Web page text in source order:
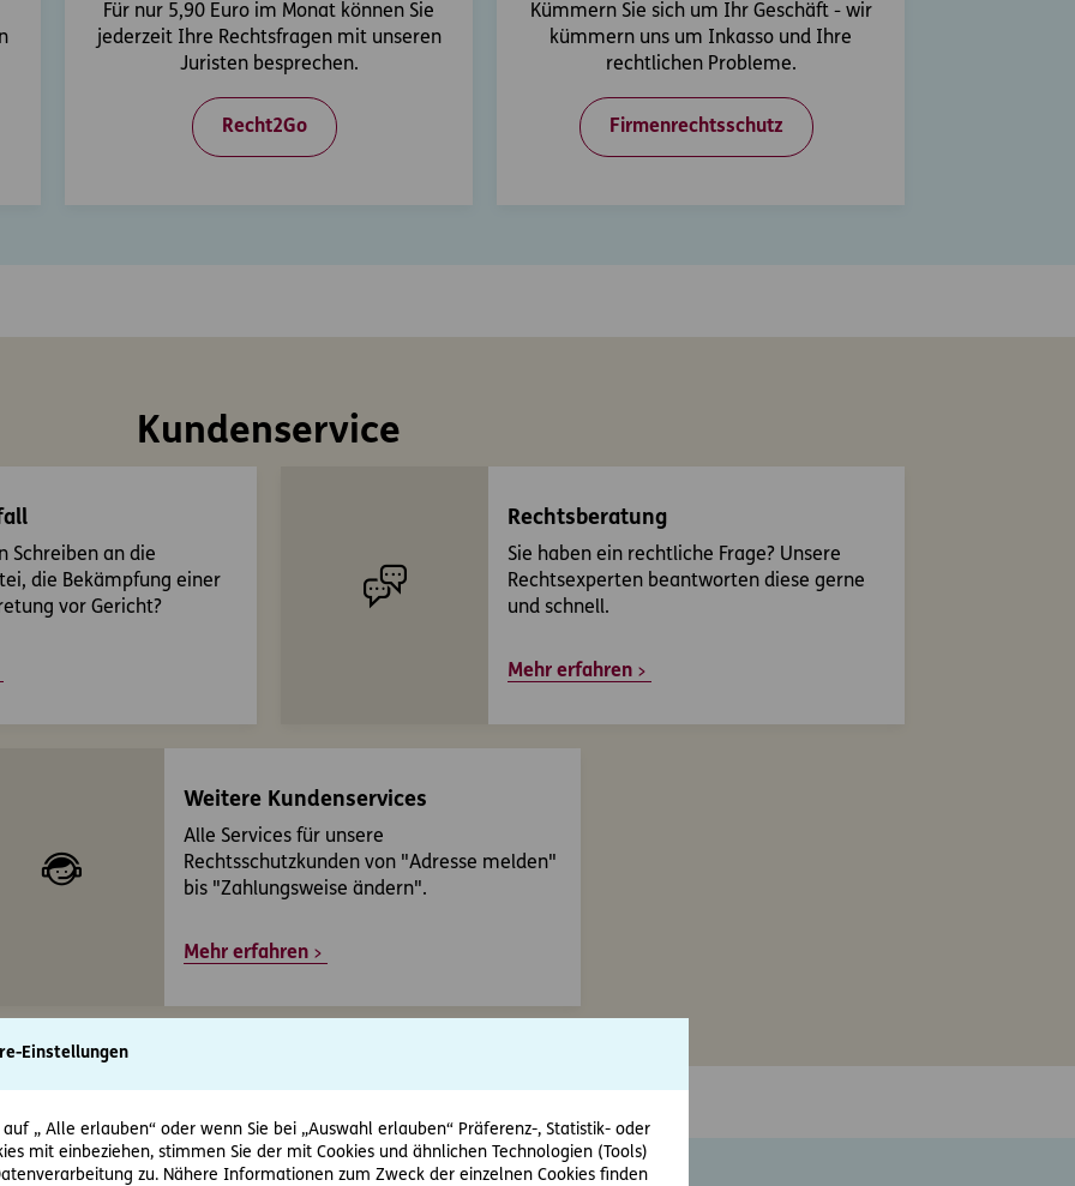
Einstellungen
„ Alle erlauben“ oder wenn Sie bei „Auswahl erlauben“ Präferenz-, Statistik- oder
mit einbeziehen, stimmen Sie der mit Cookies und ähnlichen Technologien (Tools)
zu. Nähere Informationen zum Zweck der einzelnen Cookies finden
Für nur 5,90 Euro im Monat können Sie
jederzeit Ihre Rechtsfragen mit unseren
Juristen besprechen.
Recht2Go
Kümmern Sie sich um Ihr Geschäft - wir
kümmern uns um Inkasso und Ihre
rechtlichen Probleme.
Firmenrechtsschutz
Kundenservice
Schreiben an die
die Bekämpfung einer
vor Gericht?
Rechtsberatung
Sie haben ein rechtliche Frage? Unsere
Rechtsexperten beantworten diese gerne
und schnell.
Mehr erfahren
Weitere Kundenservices
Alle Services für unsere
Rechtsschutzkunden von "Adresse melden"
bis "Zahlungsweise ändern".
Mehr erfahren